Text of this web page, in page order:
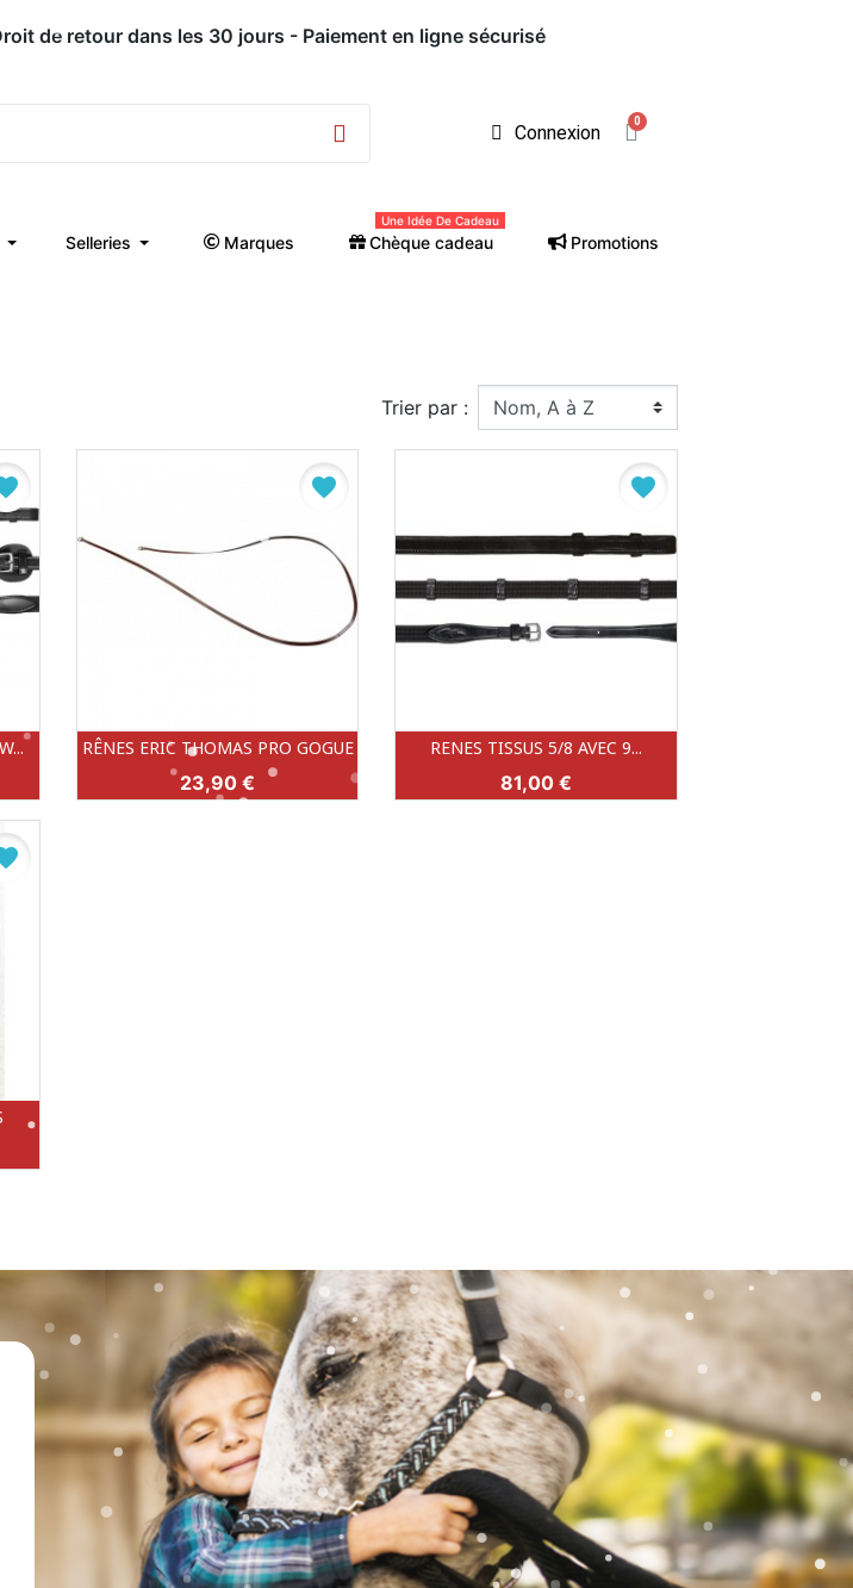
de retour dans les 30 jours - Paiement en ligne sécurisé
Connexion
Selleries Marques Chèque cadeau
Une Idée De Cadeau
Promotions
Trier par :
Aperçu rapide
NOIR (002)
RÊNES ERIC THOMAS PRO GOGUE
favorite
Prix
23,90 €
 Aperçu rapide
NOIR (NR)
RENES TISSUS 5/8 AVEC 9...
favorite
Prix
81,00 €